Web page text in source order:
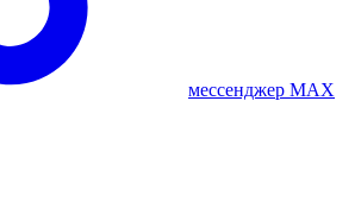
мессенджер MAX